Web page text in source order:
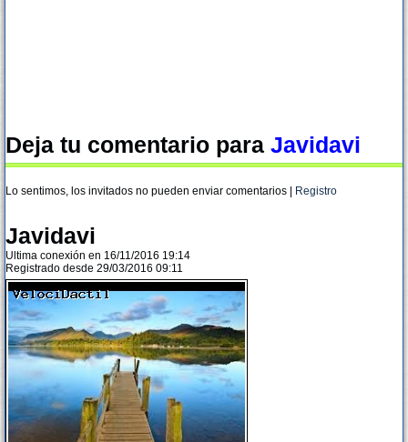
Deja tu comentario para Javidavi
Lo sentimos, los invitados no pueden enviar comentarios | Registro
Javidavi
Ultima conexión en 16/11/2016 19:14
Registrado desde 29/03/2016 09:11